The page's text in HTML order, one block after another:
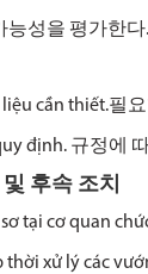
능성을 평가한다.
liệu cần thiết.필
định. 규정에
후속 조치
tại cơ quan
thời xử lý các